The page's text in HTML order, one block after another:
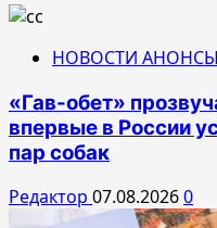
НОВОСТИ АНОНСЫ
«Гав-обет»
впервые в России
пар собак
Редактор 07.08.20260